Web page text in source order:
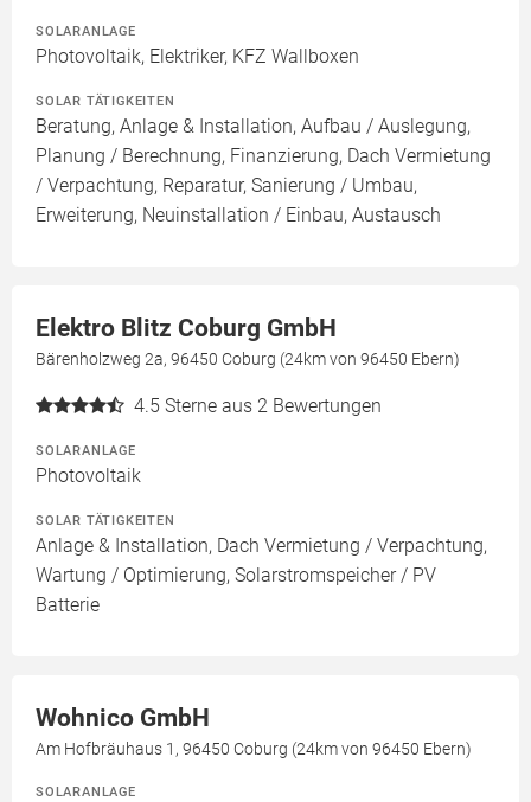
SOLARANLAGE
Photovoltaik, Elektriker, KFZ Wallboxen
SOLAR TÄTIGKEITEN
Beratung, Anlage & Installation, Aufbau / Auslegung,
Planung / Berechnung, Finanzierung, Dach Vermietung
/ Verpachtung, Reparatur, Sanierung / Umbau,
Erweiterung, Neuinstallation / Einbau, Austausch
Elektro Blitz Coburg GmbH
Bärenholzweg 2a, 96450 Coburg (24km von 96450 Ebern)
4.5 Sterne aus 2 Bewertungen
SOLARANLAGE
Photovoltaik
SOLAR TÄTIGKEITEN
Anlage & Installation, Dach Vermietung / Verpachtung,
Wartung / Optimierung, Solarstromspeicher / PV
Batterie
Wohnico GmbH
Am Hofbräuhaus 1, 96450 Coburg (24km von 96450 Ebern)
SOLARANLAGE